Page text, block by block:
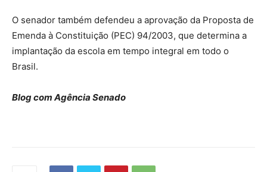
O senador também defendeu a aprovação da Proposta de
Emenda à Constituição (PEC) 94/2003, que determina a
implantação da escola em tempo integral em todo o
Brasil.
Blog com Agência Senado